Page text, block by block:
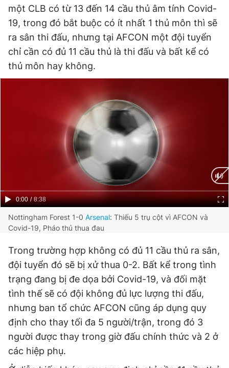
Giấy phép xuất bản số 110/GP - BTTTT cấp ngày 24.3.2020
© 2003-2026 Bản quyền thuộc về Báo Thanh Niên. Cấm sao
chép dưới mọi hình thức nếu không có sự chấp thuận bằng văn
bản. Phát triển bởi ePi Technologies, JSC.
một CLB có từ 13 đến 14 cầu thủ âm tính Covid-
19, trong đó bắt buộc có ít nhất 1 thủ môn thì sẽ
ra sân thi đấu, nhưng tại AFCON một đội tuyển
chỉ cần có đủ 11 cầu thủ là thi đấu và bất kể có
thủ môn hay không.
Current
Time
0:00 / Duration
8:38
Nottingham Forest 1-0 Arsenal: Thiếu 5 trụ cột vì AFCON và
Covid-19, Pháo thủ thua đau
Trong trường hợp không có đủ 11 cầu thủ ra sân,
đội tuyển đó sẽ bị xử thua 0-2. Bất kể trong tình
trạng đang bị đe dọa bởi Covid-19, và đối mặt
tình thế sẽ có đội không đủ lực lượng thi đấu,
nhưng ban tổ chức AFCON cũng áp dụng quy
định cho thay tối đa 5 người/trận, trong đó 3
người được thay trong giờ đấu chính thức và 2 ở
các hiệp phụ.